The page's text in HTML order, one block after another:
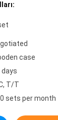
case
days
T/T
sets per month